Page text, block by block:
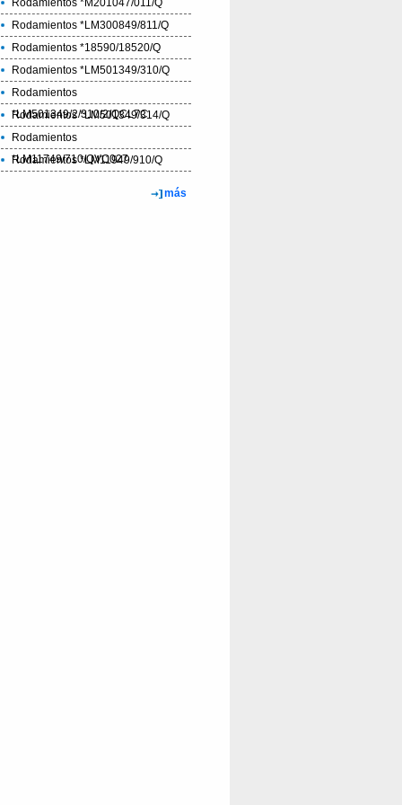
Rodamientos *M201047/011/Q
Rodamientos *LM300849/811/Q
Rodamientos *18590/18520/Q
Rodamientos *LM501349/310/Q
Rodamientos
*LM501349/2/310/2/QCL7C
Rodamientos *LM501349/314/Q
Rodamientos
*LM11749/710/QVC027
Rodamientos *LM11949/910/Q
más